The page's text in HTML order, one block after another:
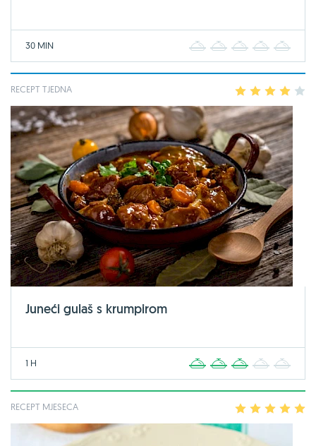
30 MIN 2 3 4
RECEPT TJEDNA 2 3 4
Juneći gulaš s krumpirom
1 H 2 3 4
RECEPT MJESECA 2 3 4